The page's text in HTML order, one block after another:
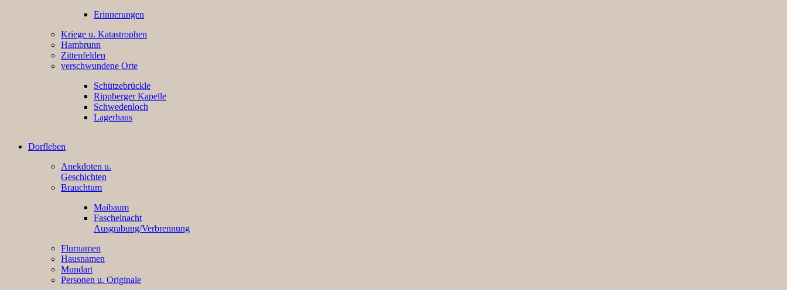
Erinnerungen
Kriege u. Katastrophen
Hambrunn
Zittenfelden
verschwundene Orte
Schützebrückle
Rippberger Kapelle
Schwedenloch
Lagerhaus
Dorfleben
Anekdoten u.
Geschichten
Brauchtum
Maibaum
Faschelnacht
Ausgrabung/Verbrennung
Flurnamen
Hausnamen
Mundart
Personen u. Originale